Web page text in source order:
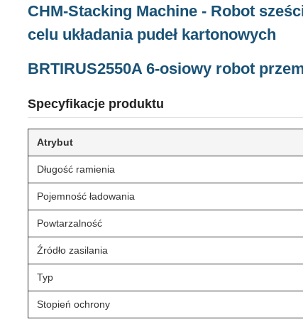
CHM-Stacking Machine - Robot
celu układania pudeł kartonowych
BRTIRUS2550A 6-osiowy robot
Specyfikacje produktu
Atrybut
Długość ramienia
Pojemność ładowania
Powtarzalność
Źródło zasilania
Typ
Stopień ochrony